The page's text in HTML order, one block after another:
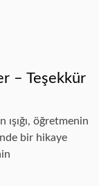
– Teşekkür
öğretmenin
bir hikaye